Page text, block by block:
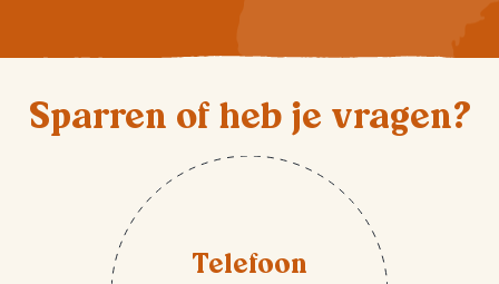
Sparren of heb je vragen?
Telefoon